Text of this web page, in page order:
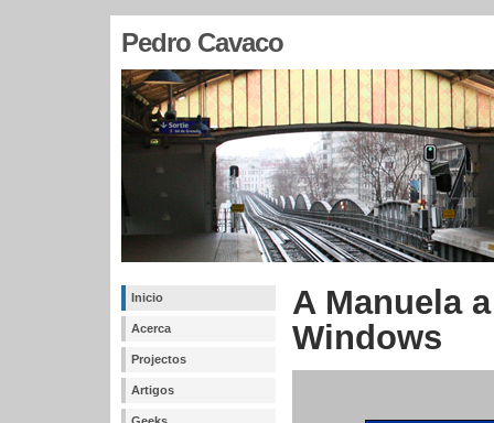
Pedro Cavaco
Inicio
Acerca
Projectos
Artigos
A Manuela
Windows